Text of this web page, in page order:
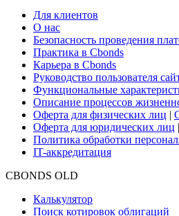
Глоссарий
Поддержка
Для клиентов
О нас
Безопасность проведения
Практика в Cbonds
Карьера в Cbonds
Руководство пользователя
Функциональные
Описание процессов
Оферта для физических лиц
Оферта для юридических лиц
IT-аккредитация